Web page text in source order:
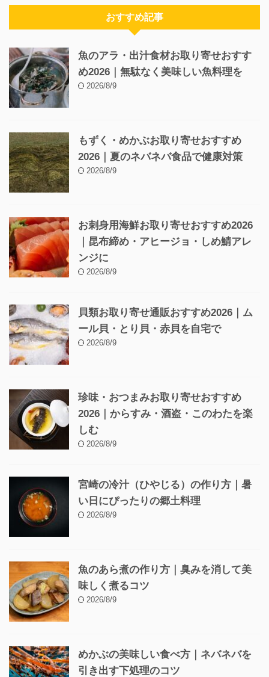
おすすめ記事
魚のアラ・出汁食材お取り寄せおすす
め2026｜無駄なく美味しい魚料理を
2026/8/9
もずく・めかぶお取り寄せおすすめ
2026｜夏のネバネバ食品で健康対策
2026/8/9
お刺身用海鮮お取り寄せおすすめ2026
｜昆布締め・アヒージョ・しめ鯖アレ
ンジに
2026/8/9
貝類お取り寄せ通販おすすめ2026｜ム
ール貝・とり貝・赤貝を自宅で
2026/8/9
珍味・おつまみお取り寄せおすすめ
2026｜からすみ・酒盗・このわたを楽
しむ
2026/8/9
宮崎の冷汁（ひやじる）の作り方｜暑
い日にぴったりの郷土料理
2026/8/9
魚のあら煮の作り方｜臭みを消して美
味しく煮るコツ
2026/8/9
めかぶの美味しい食べ方｜ネバネバを
引き出す下処理のコツ